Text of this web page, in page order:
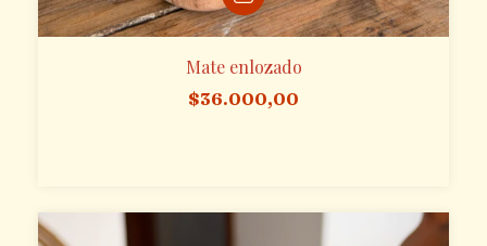
Mate enlozado
$36.000,00